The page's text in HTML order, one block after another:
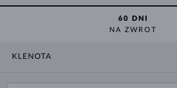
60 DNI
NA ZWROT
KLENOTA